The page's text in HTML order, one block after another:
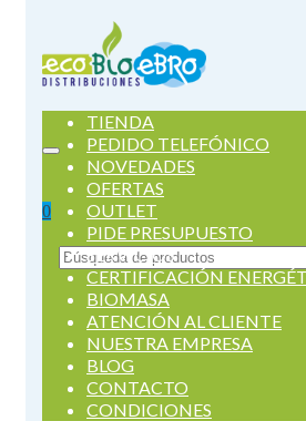
0
Buscar
por:
TIENDA
PEDIDO TELEFÓNICO
NOVEDADES
OFERTAS
OUTLET
PIDE PRESUPUESTO
SERVICIOS
CERTIFICACIÓN
BIOMASA
ATENCIÓN AL CLIENTE
NUESTRA EMPRESA
BLOG
CONTACTO
CONDICIONES